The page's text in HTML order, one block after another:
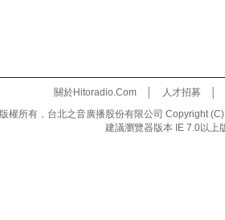
關於Hitoradio.Com│ 人才招募
版權所有，台北之音廣播股份有限公司 Copyright
建議瀏覽器版本 IE 7.0以上